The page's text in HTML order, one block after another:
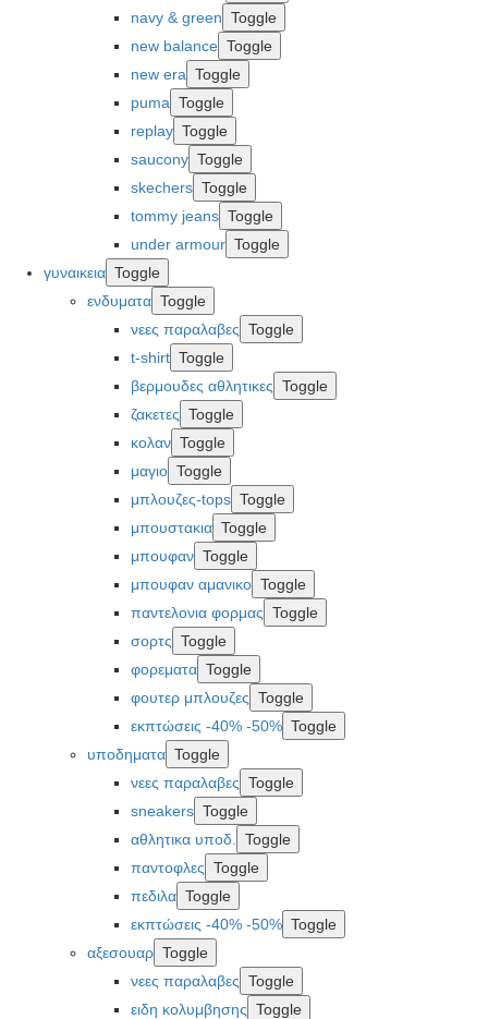
navy & green Toggle
new balance Toggle
new era Toggle
puma Toggle
replay Toggle
saucony Toggle
skechers Toggle
tommy jeans Toggle
under armour Toggle
γυναικεια Toggle
ενδυματα Toggle
νεες παραλαβες Toggle
t-shirt Toggle
βερμουδες αθλητικες Toggle
ζακετες Toggle
κολαν Toggle
μαγιο Toggle
μπλουζες-tops Toggle
μπουστακια Toggle
μπουφαν Toggle
μπουφαν αμανικο Toggle
παντελονια φορμας Toggle
σορτς Toggle
φορεματα Toggle
φουτερ μπλουζες Toggle
εκπτώσεις -40% -50% Toggle
υποδηματα Toggle
νεες παραλαβες Toggle
sneakers Toggle
αθλητικα υποδ.
Toggle
παντοφλες Toggle
πεδιλα Toggle
εκπτώσεις -40% -50% Toggle
αξεσουαρ Toggle
νεες παραλαβες Toggle
ειδη κολυμβησης Toggle